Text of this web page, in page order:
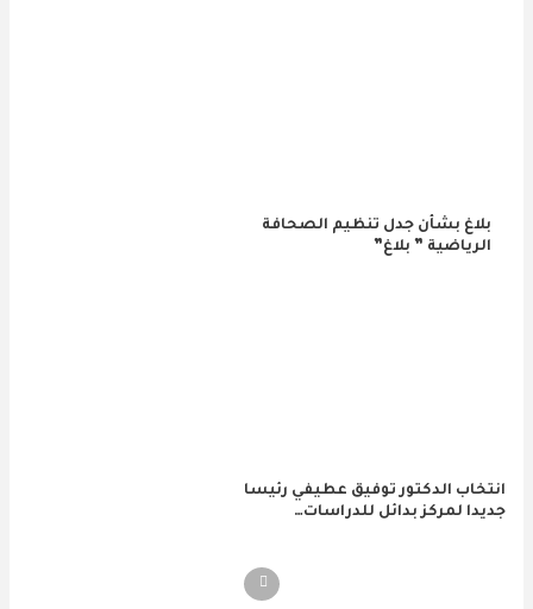
بلاغ بشأن جدل تنظيم الصحافة
الرياضية ” بلاغ”
انتخاب الدكتور توفيق عطيفي رئيسا
جديدا لمركز بدائل للدراسات…